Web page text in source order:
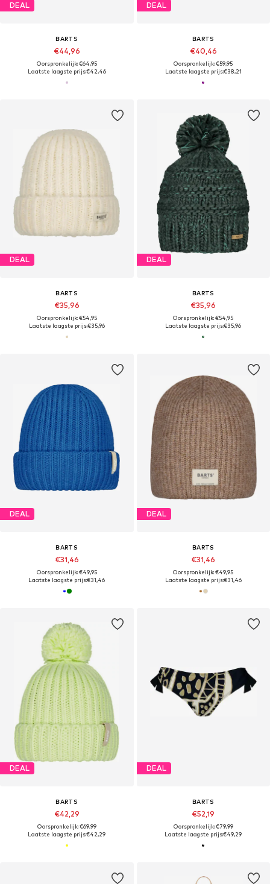
DEAL
BARTS
€44,96
Oorspronkelijk: €64,95
Laatste laagste prijs:€42,46
DEAL
BARTS
€40,46
Oorspronkelijk: €59,95
Laatste laagste prijs:€38,21
DEAL
BARTS
€35,96
Oorspronkelijk: €54,95
Laatste laagste prijs:€35,96
DEAL
BARTS
€35,96
Oorspronkelijk: €54,95
Laatste laagste prijs:€35,96
DEAL
BARTS
€31,46
Oorspronkelijk: €49,95
Laatste laagste prijs:€31,46
DEAL
BARTS
€31,46
Oorspronkelijk: €49,95
Laatste laagste prijs:€31,46
DEAL
BARTS
€42,29
Oorspronkelijk: €69,99
Laatste laagste prijs:€42,29
DEAL
BARTS
€52,19
Oorspronkelijk: €79,99
Laatste laagste prijs:€49,29